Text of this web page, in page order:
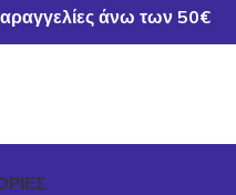
άνω των 50€